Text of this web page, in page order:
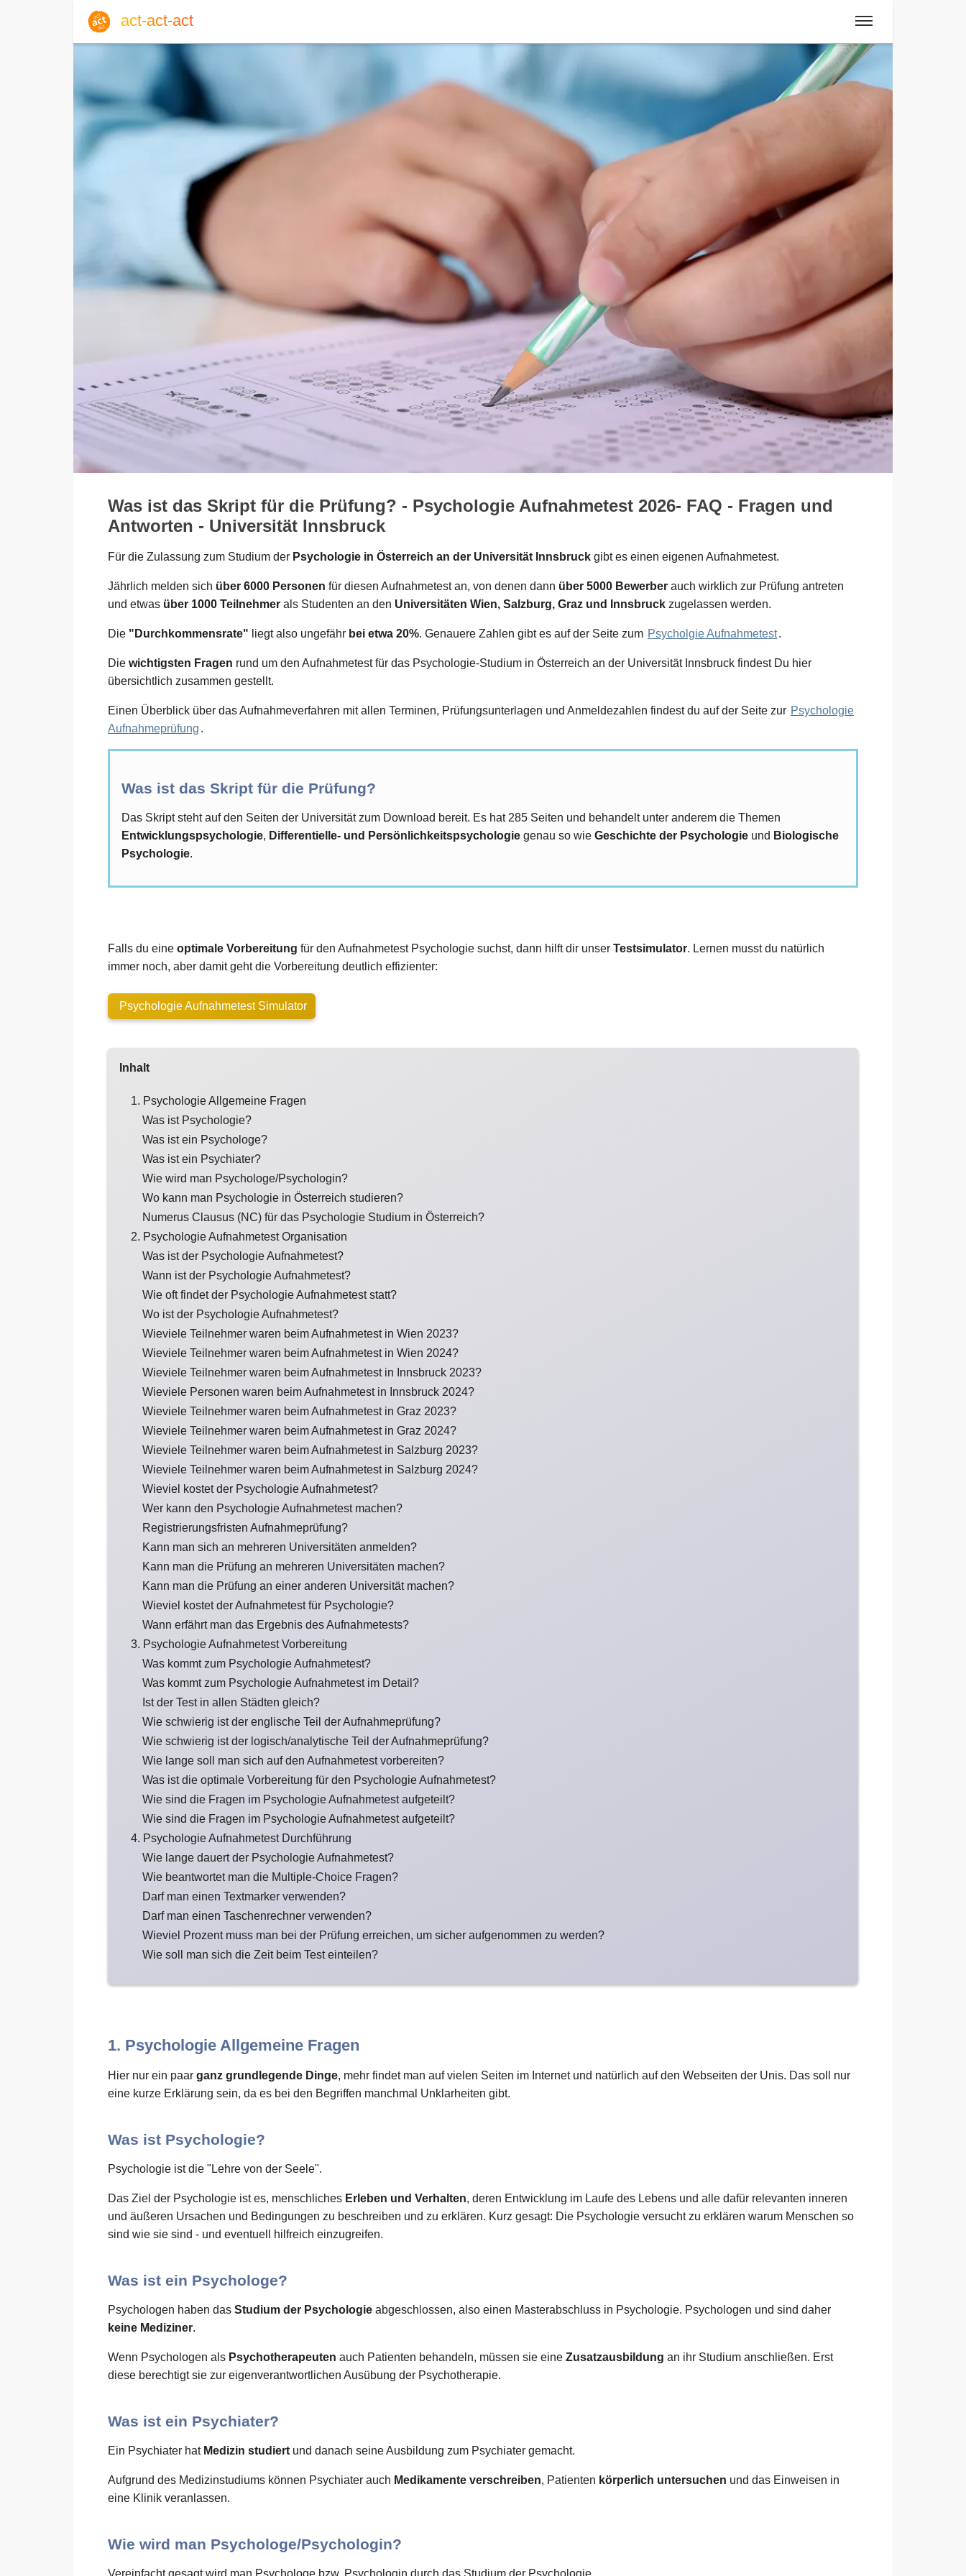
act-act-act
Anmelden
Mi, 05. August 2026 |
Englisch Deutsch
Was ist das Skript für die Prüfung? - Psychologie Aufnahmetest 2026- FAQ - Fragen und
Antworten - Universität Innsbruck
Für die Zulassung zum Studium der Psychologie in Österreich an der Universität Innsbruck gibt es einen eigenen Aufnahmetest.
Jährlich melden sich über 6000 Personen für diesen Aufnahmetest an, von denen dann über 5000 Bewerber auch wirklich zur Prüfung antreten
und etwas über 1000 Teilnehmer als Studenten an den Universitäten Wien, Salzburg, Graz und Innsbruck zugelassen werden.
Die "Durchkommensrate" liegt also ungefähr bei etwa 20%. Genauere Zahlen gibt es auf der Seite zum Psycholgie Aufnahmetest.
Die wichtigsten Fragen rund um den Aufnahmetest für das Psychologie-Studium in Österreich an der Universität Innsbruck findest Du hier
übersichtlich zusammen gestellt.
Einen Überblick über das Aufnahmeverfahren mit allen Terminen, Prüfungsunterlagen und Anmeldezahlen findest du auf der Seite zur Psychologie
Aufnahmeprüfung .
Was ist das Skript für die Prüfung?
Das Skript steht auf den Seiten der Universität zum Download bereit. Es hat 285 Seiten und behandelt unter anderem die Themen
Entwicklungspsychologie, Differentielle- und Persönlichkeitspsychologie genau so wie Geschichte der Psychologie und Biologische
Psychologie.
Falls du eine optimale Vorbereitung für den Aufnahmetest Psychologie suchst, dann hilft dir unser Testsimulator. Lernen musst du natürlich
immer noch, aber damit geht die Vorbereitung deutlich effizienter:
Psychologie Aufnahmetest Simulator
Inhalt
1. Psychologie Allgemeine Fragen
Was ist Psychologie?
Was ist ein Psychologe?
Was ist ein Psychiater?
Wie wird man Psychologe/Psychologin?
Wo kann man Psychologie in Österreich studieren?
Numerus Clausus (NC) für das Psychologie Studium in Österreich?
2. Psychologie Aufnahmetest Organisation
Was ist der Psychologie Aufnahmetest?
Wann ist der Psychologie Aufnahmetest?
Wie oft findet der Psychologie Aufnahmetest statt?
Wo ist der Psychologie Aufnahmetest?
Wieviele Teilnehmer waren beim Aufnahmetest in Wien 2023?
Wieviele Teilnehmer waren beim Aufnahmetest in Wien 2024?
Wieviele Teilnehmer waren beim Aufnahmetest in Innsbruck 2023?
Wieviele Personen waren beim Aufnahmetest in Innsbruck 2024?
Wieviele Teilnehmer waren beim Aufnahmetest in Graz 2023?
Wieviele Teilnehmer waren beim Aufnahmetest in Graz 2024?
Wieviele Teilnehmer waren beim Aufnahmetest in Salzburg 2023?
Wieviele Teilnehmer waren beim Aufnahmetest in Salzburg 2024?
Wieviel kostet der Psychologie Aufnahmetest?
Wer kann den Psychologie Aufnahmetest machen?
Registrierungsfristen Aufnahmeprüfung?
Kann man sich an mehreren Universitäten anmelden?
Kann man die Prüfung an mehreren Universitäten machen?
Kann man die Prüfung an einer anderen Universität machen?
Wieviel kostet der Aufnahmetest für Psychologie?
Wann erfährt man das Ergebnis des Aufnahmetests?
3. Psychologie Aufnahmetest Vorbereitung
Was kommt zum Psychologie Aufnahmetest?
Was kommt zum Psychologie Aufnahmetest im Detail?
Ist der Test in allen Städten gleich?
Wie schwierig ist der englische Teil der Aufnahmeprüfung?
Wie schwierig ist der logisch/analytische Teil der Aufnahmeprüfung?
Wie lange soll man sich auf den Aufnahmetest vorbereiten?
Was ist die optimale Vorbereitung für den Psychologie Aufnahmetest?
Wie sind die Fragen im Psychologie Aufnahmetest aufgeteilt?
Wie sind die Fragen im Psychologie Aufnahmetest aufgeteilt?
4. Psychologie Aufnahmetest Durchführung
Wie lange dauert der Psychologie Aufnahmetest?
Wie beantwortet man die Multiple-Choice Fragen?
Darf man einen Textmarker verwenden?
Darf man einen Taschenrechner verwenden?
Wieviel Prozent muss man bei der Prüfung erreichen, um sicher aufgenommen zu werden?
Wie soll man sich die Zeit beim Test einteilen?
1. Psychologie Allgemeine Fragen
Hier nur ein paar ganz grundlegende Dinge, mehr findet man auf vielen Seiten im Internet und natürlich auf den Webseiten der Unis. Das soll nur
eine kurze Erklärung sein, da es bei den Begriffen manchmal Unklarheiten gibt.
Was ist Psychologie?
Psychologie ist die "Lehre von der Seele".
Das Ziel der Psychologie ist es, menschliches Erleben und Verhalten, deren Entwicklung im Laufe des Lebens und alle dafür relevanten inneren
und äußeren Ursachen und Bedingungen zu beschreiben und zu erklären. Kurz gesagt: Die Psychologie versucht zu erklären warum Menschen so
sind wie sie sind - und eventuell hilfreich einzugreifen.
Was ist ein Psychologe?
Psychologen haben das Studium der Psychologie abgeschlossen, also einen Masterabschluss in Psychologie. Psychologen und sind daher
keine Mediziner.
Wenn Psychologen als Psychotherapeuten auch Patienten behandeln, müssen sie eine Zusatzausbildung an ihr Studium anschließen. Erst
diese berechtigt sie zur eigenverantwortlichen Ausübung der Psychotherapie.
Was ist ein Psychiater?
Ein Psychiater hat Medizin studiertund danach seine Ausbildung zum Psychiater gemacht.
Aufgrund des Medizinstudiums können Psychiater auch Medikamente verschreiben, Patienten körperlich untersuchen und das Einweisen in
eine Klinik veranlassen.
Wie wird man Psychologe/Psychologin?